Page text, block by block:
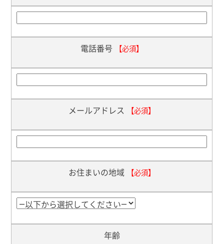
電話番号 【必須】
メールアドレス 【必須】
お住まいの地域 【必須】
年齢